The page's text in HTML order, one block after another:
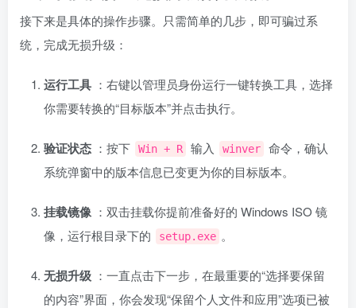
接下来是具体的操作步骤。只需简单的几步，即可骗过系
统，完成无损升级：
运行工具 ：右键以管理员身份运行一键转换工具，选择
你需要转换的“目标版本”并点击执行。
验证状态 ：按下 Win + R 输入 winver
命令，确认
系统弹窗中的版本信息已变更为你的目标版本。
挂载镜像 ：双击挂载你提前准备好的 Windows ISO 镜
像，运行根目录下的
setup.exe 。
无损升级 ：一直点击下一步，在最重要的“选择要保留
的内容”界面，你会发现“保留个人文件和应用”选项已被